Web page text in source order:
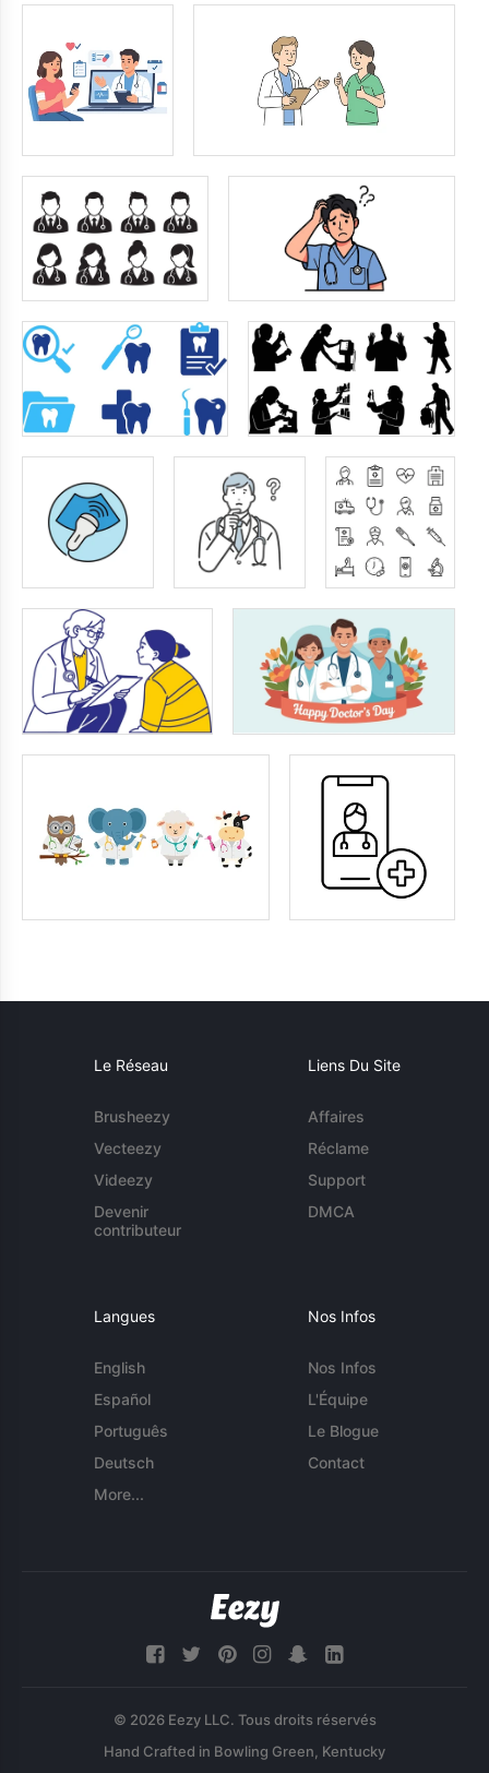
Le Réseau
Brusheezy
Vecteezy
Videezy
Devenir
contributeur
Liens Du Site
Affaires
Réclame
Support
DMCA
Langues
English
Español
Português
Deutsch
More...
Nos Infos
Nos Infos
L'Équipe
Le Blogue
Contact
© 2026 Eezy LLC. Tous droits réservés